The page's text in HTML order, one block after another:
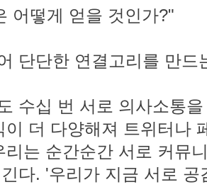
어떻게 얻을 것인가?"
단단한 연결고리를 만드
수십 번 서로 의사소통
이 더 다양해져 트위터나
리는 순간순간 서로 커뮤
다. '우리가 지금 서로